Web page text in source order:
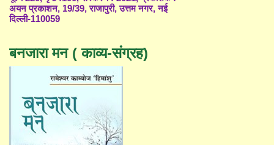
अयन प्रकाशन, 19/39, राजापुरी, उत्तम नगर, नई
दिल्ली-110059
बनजारा मन ( काव्य-संग्रह)